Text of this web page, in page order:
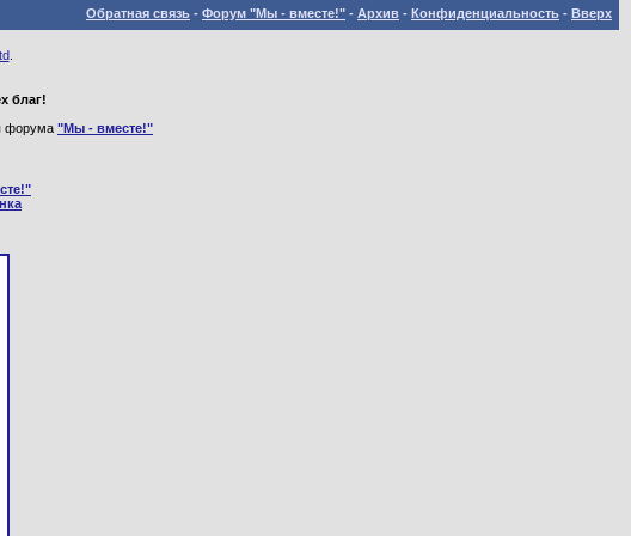
Обратная связь - Форум "Мы - вместе!" - Архив - Конфиденциальность - Вверх
.
благ!
форума "Мы - вместе!"